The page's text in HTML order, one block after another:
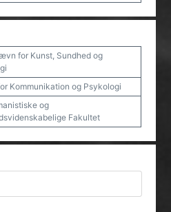
for Kunst, Sundhed og
Kommunikation og Psykologi
og
Fakultet